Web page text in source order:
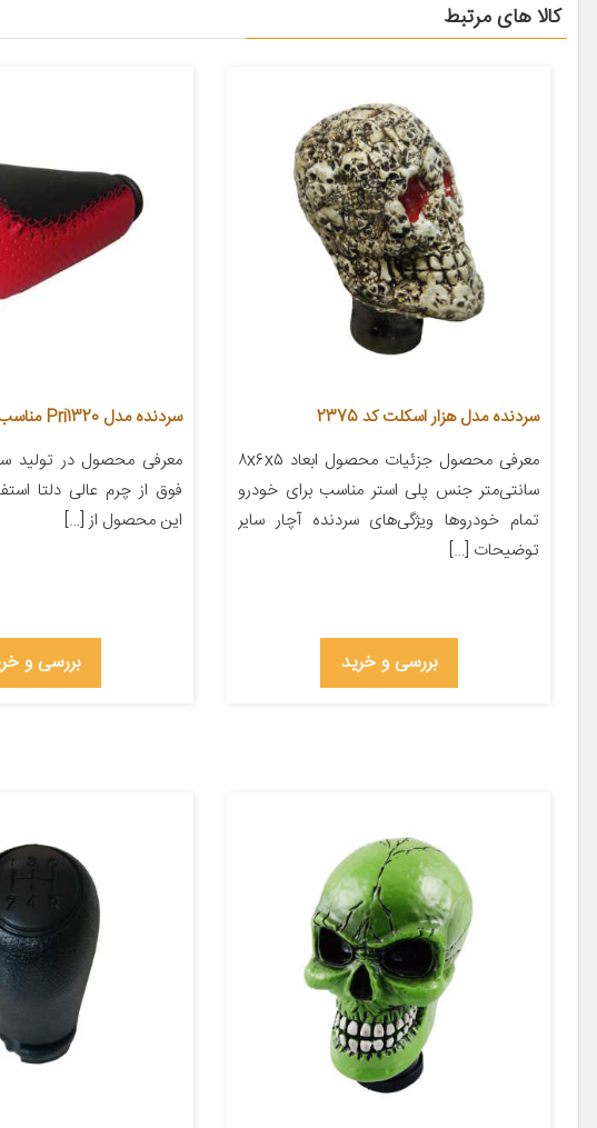
کالا های مرتبط
سردنده مدل هزار اسکلت کد 2375
معرفی محصول جزئیات محصول ابعاد ۸x۶x۵
سانتی‌متر جنس پلی استر مناسب برای خودرو
تمام خودروها ویژگی‌های سردنده آچار سایر
توضیحات […]
بررسی و خرید
سردنده مدل Pri1320 مناسب برای پراید
معرفی محصول در تولید
فوق از چرم عالی دلتا
این محصول از […]
بررسی و